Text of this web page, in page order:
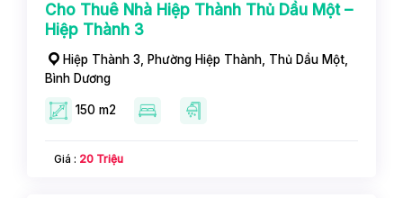
Cho Thuê Nhà Hiệp Thành Thủ Dầu Một –
Hiệp Thành 3
Hiệp Thành 3, Phường Hiệp Thành, Thủ Dầu Một,
Bình Dương
150 m2
Giá : 20 Triệu